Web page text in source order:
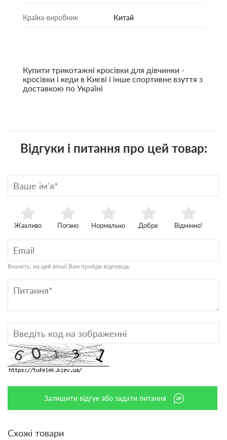
Країна-виробник Китай
Купити трикотажні кросівки для дівчинки -
кросівки і кеди в Києві і інше спортивне взуття з
доставкою по Україні
Відгуки і питання про цей товар:
Жахливо Погано Нормально Добре Відмінно!
Вкажіть, на цей email Вам прийде відповідь
Залишити відгук або задати питання
Схожі товари